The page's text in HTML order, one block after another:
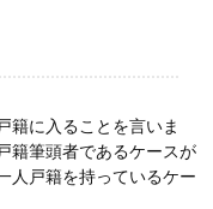
籍に入ることを言いま
籍筆頭者であるケースが
人戸籍を持っているケー